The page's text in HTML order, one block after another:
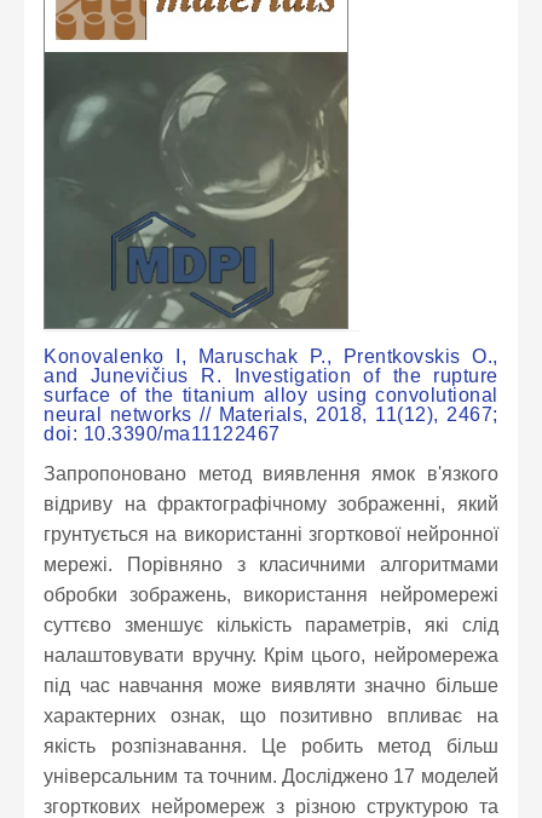
Konovalenko I, Maruschak P., Prentkovskis O.,
and Junevičius R. Investigation of the rupture
surface of the titanium alloy using convolutional
neural networks // Materials, 2018, 11(12), 2467;
doi: 10.3390/ma11122467
Запропоновано метод виявлення ямок в'язкого
відриву на фрактографічному зображенні, який
грунтується на використанні згорткової нейронної
мережі. Порівняно з класичними алгоритмами
обробки зображень, використання нейромережі
суттєво зменшує кількість параметрів, які слід
налаштовувати вручну. Крім цього, нейромережа
під час навчання може виявляти значно більше
характерних ознак, що позитивно впливає на
якість розпізнавання. Це робить метод більш
універсальним та точним. Досліджено 17 моделей
згорткових нейромереж з різною структурою та